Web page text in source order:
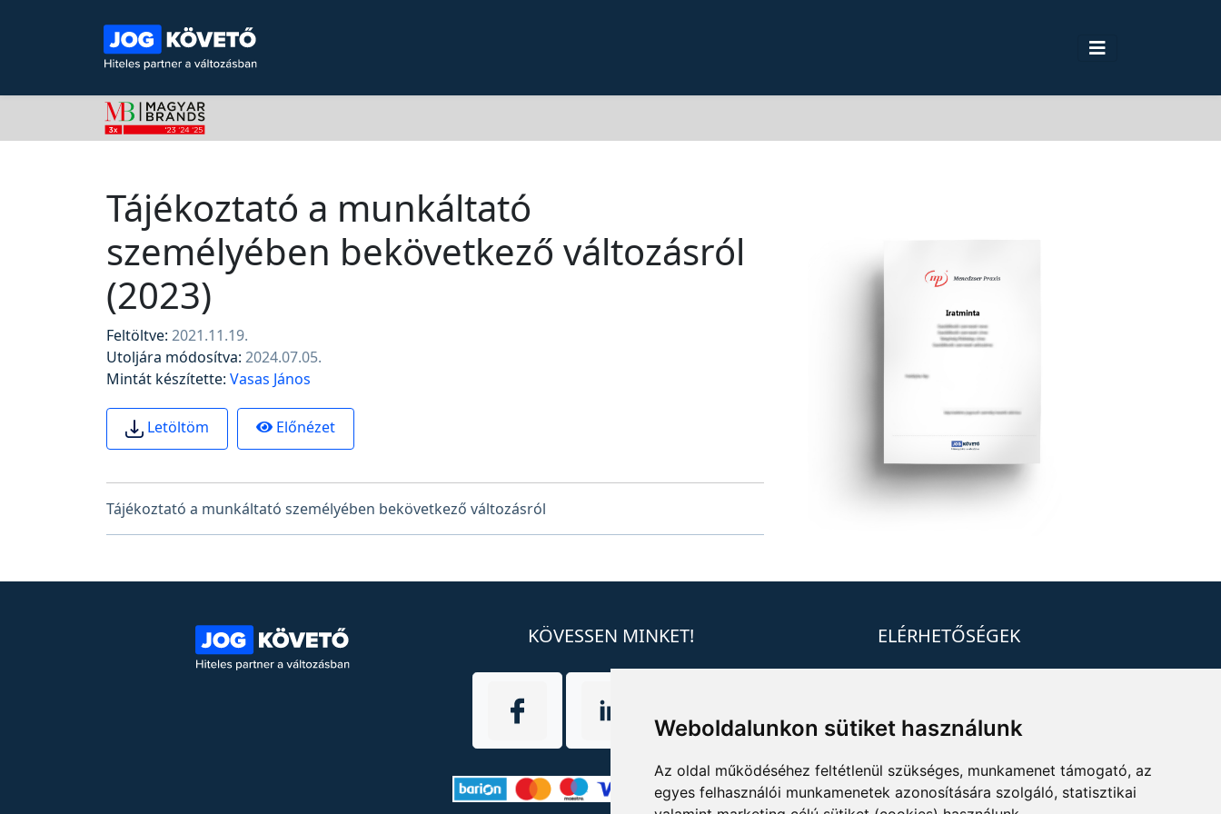
Weboldalunkon sütiket használunk
Az oldal működéséhez feltétlenül szükséges, munkamenet támogató, az
egyes felhasználói munkamenetek azonosítására szolgáló, statisztikai
Tájékoztató a munkáltató
személyében bekövetkező változásról
(2023)
Feltöltve: 2021.11.19.
Utoljára módosítva: 2024.07.05.
Mintát készítette: Vasas János
Letöltöm Előnézet
Tájékoztató a munkáltató személyében bekövetkező változásról
KÖVESSEN MINKET! ELÉRHETŐSÉGEK
info@mprx.hu